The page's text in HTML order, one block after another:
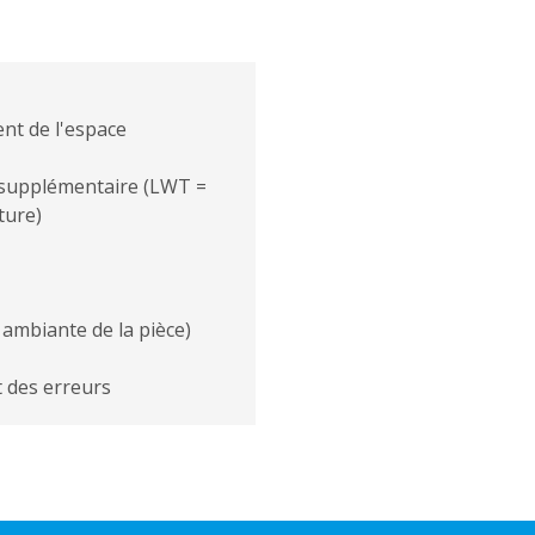
de l'espace
(LWT =
de la pièce)
erreurs